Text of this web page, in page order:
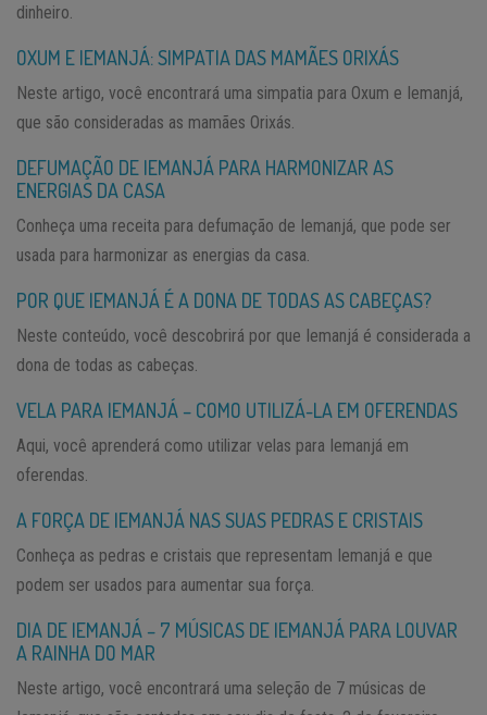
dinheiro.
OXUM E IEMANJÁ: SIMPATIA DAS MAMÃES ORIXÁS
Neste artigo, você encontrará uma simpatia para Oxum e Iemanjá,
que são consideradas as mamães Orixás.
DEFUMAÇÃO DE IEMANJÁ PARA HARMONIZAR AS
ENERGIAS DA CASA
Conheça uma receita para defumação de Iemanjá, que pode ser
usada para harmonizar as energias da casa.
POR QUE IEMANJÁ É A DONA DE TODAS AS CABEÇAS?
Neste conteúdo, você descobrirá por que Iemanjá é considerada a
dona de todas as cabeças.
VELA PARA IEMANJÁ – COMO UTILIZÁ-LA EM OFERENDAS
Aqui, você aprenderá como utilizar velas para Iemanjá em
oferendas.
A FORÇA DE IEMANJÁ NAS SUAS PEDRAS E CRISTAIS
Conheça as pedras e cristais que representam Iemanjá e que
podem ser usados para aumentar sua força.
DIA DE IEMANJÁ – 7 MÚSICAS DE IEMANJÁ PARA LOUVAR
A RAINHA DO MAR
Neste artigo, você encontrará uma seleção de 7 músicas de